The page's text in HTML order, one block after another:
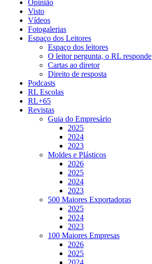
Opinião
Visto
Vídeos
Fotogalerias
Espaço dos Leitores
Espaço dos leitores
O leitor pergunta, o RL responde
Cartas ao diretor
Direito de resposta
Podcasts
RL Escolas
RL+65
Revistas
Guia do Empresário
2025
2024
2023
Moldes e Plásticos
2026
2025
2024
2023
500 Maiores Exportadoras
2025
2024
2023
100 Maiores Empresas
2026
2025
2024